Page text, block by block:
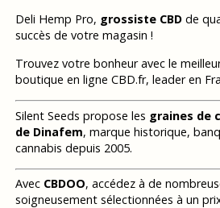
Deli Hemp Pro, grossiste CBDde
succès de votre magasin !
Trouvez votre bonheur avec le
boutique en ligne CBD.fr, leader en
Silent Seeds propose les graines de
de Dinafem, marque historique,
cannabis depuis 2005.
Avec CBDOO, accédez à de
soigneusement sélectionnées à un